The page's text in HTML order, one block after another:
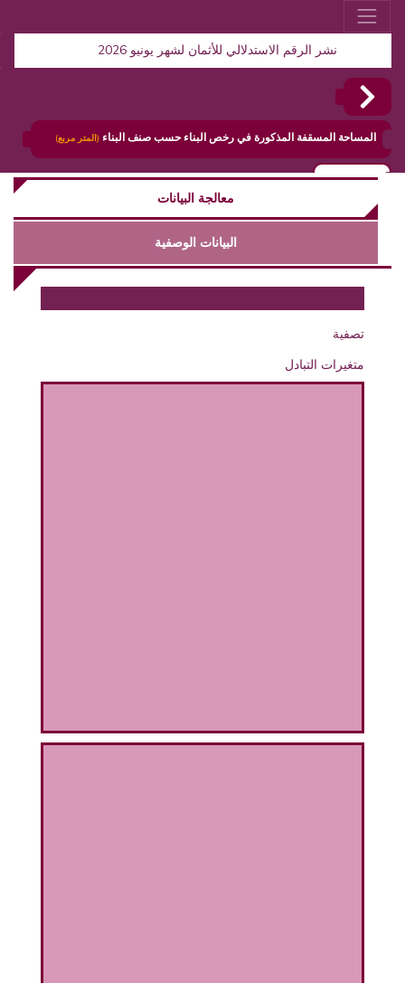
نشر الرقم الاستدلالي للأثمان لشهر يونيو 2026
المسقفة المذكورة في رخص البناء حسب صنف البناء(المتر مربع)
معالجة البيانات
البيانات الوصفية
متغيرات التبادل